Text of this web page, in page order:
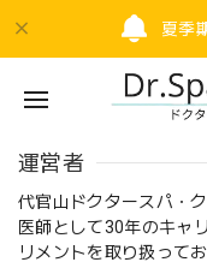
夏季
運営者
代官山ドクタースパ・
医師として30年のキャ
リメントを取り扱ってお